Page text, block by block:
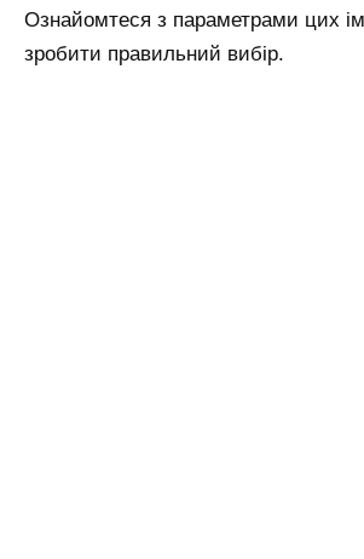
Ознайомтеся з параметрами цих
зробити правильний вибір.